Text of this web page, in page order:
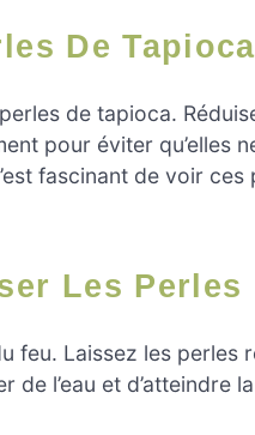
De Tapioca
de tapioca.
pour éviter qu’elles
fascinant de voir
Les Perles
feu. Laissez les perles
de l’eau et